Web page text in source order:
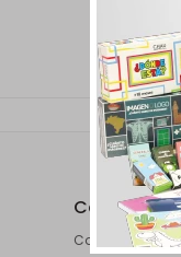
Compra
Como comprar